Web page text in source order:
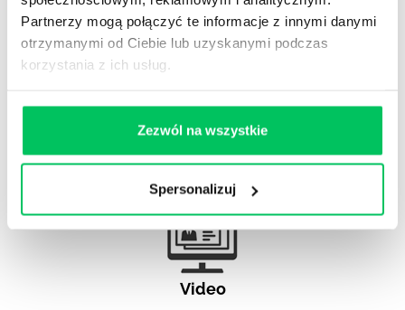
Partnerzy mogą połączyć te informacje z innymi danymi
otrzymanymi od Ciebie lub uzyskanymi podczas
korzystania z ich usług.
Zezwól na wszystkie
Spersonalizuj
Artykuły eksperckie
Artykuły związane ze szkoleniami eksperckimi.
Video